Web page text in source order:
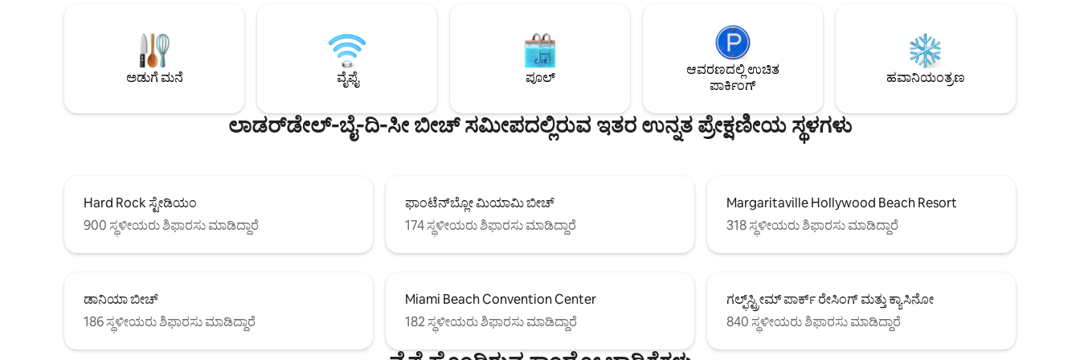
ಅರ್ಧ ಬ್ಲಾಕ್ ದೂರದಲ್ಲಿದ್ದೇವೆ. ಇಲ್ಲಿ ನಾಲ್ಕು ಆಧುನಿಕ
ಬಾಡಿಗೆ 1/1 ಅಪಾರ್ಟ್‌ಮೆಂಟ್‌ಗಳಿವೆ, ಎಲ್ಲವೂ ಗಾತ್ರ,
ವಿನ್ಯಾಸ ಮತ್ತು ಲೇಔಟ್‌ನಲ್ಲಿ ಒಂದೇ ರೀತಿಯಲ್ಲಿವೆ. ಸ್ಥಳ:
1 ಬ್ಲಾಕ್ S.of Comm. blvd. E. ಓಷನ್ ಡಾ.
ತನ್ನದೇ ಆದ ನಂತರದ ಬಾತ್‌ರೂಮ್ ಅನ್ನು ಹೊಂದಿದೆ.
ಚಂಡಮಾರುತದ ಪ್ರಭಾವದಿಂದ ರಕ್ಷಣೆ ನೀಡುವ
ಕಿಟಕಿಗಳು ಮತ್ತು ಬಾಗಿಲುಗಳು ಹಾಗೂ ಹೊಸ ಮಿನಿ-
ಸ್ಪ್ಲಿಟ್ ಏರ್ ಕಂಡಿಷನರ್‌ಗಳು ಪ್ರತಿ ರೂಮ್‌ನಲ್ಲಿ
ಉಚಿತ ಬೀಚ್ ಟವೆಲ್‌ಗಳು, ಬೀಚ್ ಕುರ್ಚಿಗಳು, ಛತ್ರಿ,
ಮರುಬಳಕೆ ಮಾಡಬಹುದಾದ ಐಸ್‌ಪ್ಯಾಕ್‌ಗಳನ್ನು
ಹೊಂದಿರುವ ಕೂಲರ್ ಮತ್ತು ವ್ಯಾಗನ್ ಅನ್ನು
ಒದಗಿಸುತ್ತೇವೆ, ಇದರಿಂದ ಕಡಲತೀರಕ್ಕೆ ಪ್ರಯಾಣವು
ತೊಂದರೆಯಿಲ್ಲದೆ ಆಗುತ್ತದೆ.
ಅನ್ವಯಿಸುತ್ತದೆ. ಒಂದು ಸಣ್ಣ ನಾಯಿ (15 Ib ವರೆಗೆ)
ಅನ್ನು ಅನುಮತಿಸಲಾಗಿದೆ, ರೋಮ ಬೀಳುವ
ನಾಯಿಗಳಿಗೆ ಹೆಚ್ಚುವರಿ ಶುಲ್ಕ ವಿಧಿಸಲಾಗುತ್ತದೆ.
ಅಡುಗೆ ಮನೆ ವೈಫೈ ಪೂಲ್
ಆವರಣದಲ್ಲಿ ಉಚಿತ
ಪಾರ್ಕಿಂಗ್
ಹವಾನಿಯಂತ್ರಣ
ಲಾಡರ್‌ಡೇಲ್-ಬೈ-ದಿ-ಸೀ ಬೀಚ್ ಸಮೀಪದಲ್ಲಿರುವ ಇತರ ಉನ್ನತ ಪ್ರೇಕ್ಷಣೀಯ ಸ್ಥಳಗಳು
Hard Rock ಸ್ಟೇಡಿಯಂ
900 ಸ್ಥಳೀಯರು ಶಿಫಾರಸು ಮಾಡಿದ್ದಾರೆ
ಫಾಂಟೆನ್‌ಬ್ಲೋ ಮಿಯಾಮಿ ಬೀಚ್
174 ಸ್ಥಳೀಯರು ಶಿಫಾರಸು ಮಾಡಿದ್ದಾರೆ
Margaritaville Hollywood Beach Resort
318 ಸ್ಥಳೀಯರು ಶಿಫಾರಸು ಮಾಡಿದ್ದಾರೆ
ಡಾನಿಯಾ ಬೀಚ್
186 ಸ್ಥಳೀಯರು ಶಿಫಾರಸು ಮಾಡಿದ್ದಾರೆ
Miami Beach Convention Center
182 ಸ್ಥಳೀಯರು ಶಿಫಾರಸು ಮಾಡಿದ್ದಾರೆ
ಗಲ್ಫ್‌ಸ್ಟ್ರೀಮ್ ಪಾರ್ಕ್ ರೇಸಿಂಗ್ ಮತ್ತು ಕ್ಯಾಸಿನೋ
840 ಸ್ಥಳೀಯರು ಶಿಫಾರಸು ಮಾಡಿದ್ದಾರೆ